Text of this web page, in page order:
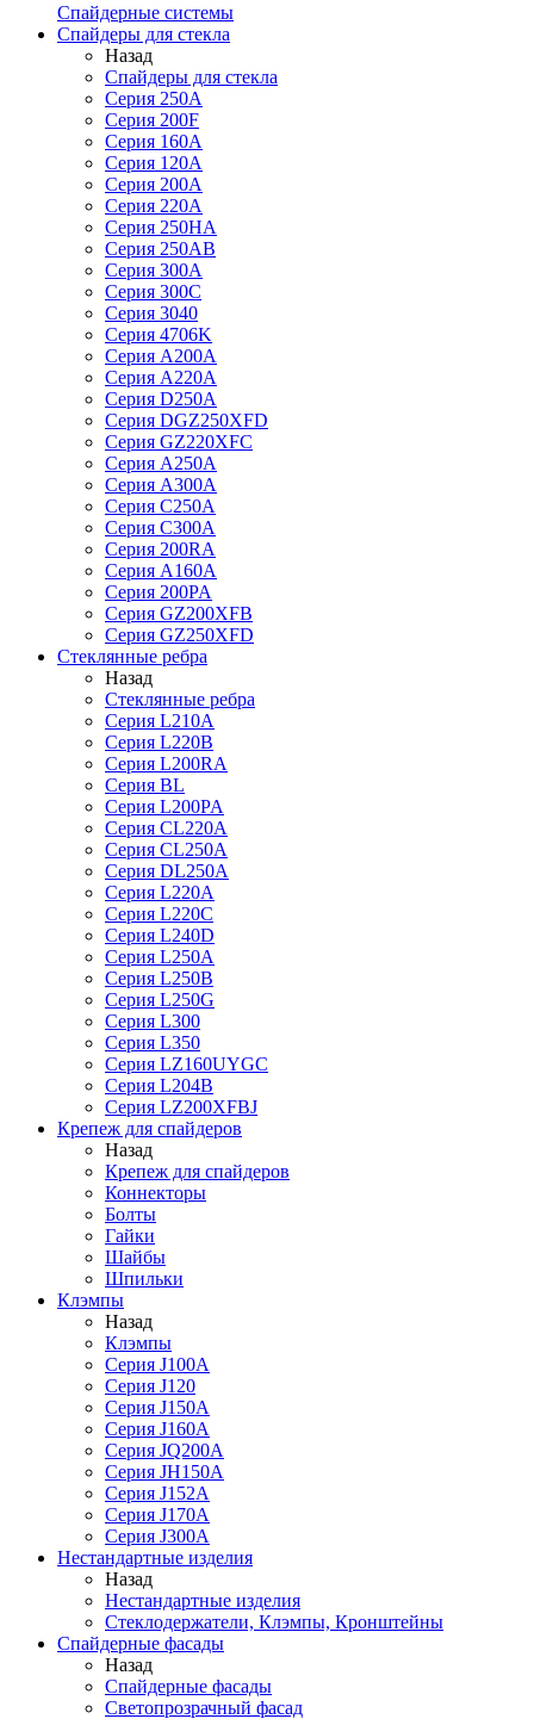
Спайдерные системы
Спайдеры для стекла
Назад
Спайдеры для стекла
Серия 250А
Серия 200F
Серия 160А
Серия 120A
Серия 200А
Серия 220А
Серия 250HA
Серия 250АB
Серия 300А
Серия 300С
Серия 3040
Серия 4706K
Серия A200A
Серия A220A
Серия D250A
Серия DGZ250XFD
Серия GZ220XFC
Серия А250А
Серия А300А
Серия С250A
Серия С300A
Серия 200RA
Серия А160A
Серия 200PA
Серия GZ200XFB
Серия GZ250XFD
Стеклянные ребра
Назад
Стеклянные ребра
Серия L210А
Серия L220В
Серия L200RA
Серия BL
Серия L200PA
Серия CL220A
Серия CL250A
Серия DL250A
Серия L220A
Серия L220C
Серия L240D
Серия L250A
Серия L250B
Серия L250G
Серия L300
Серия L350
Серия LZ160UYGC
Серия L204B
Серия LZ200XFBJ
Крепеж для спайдеров
Назад
Крепеж для спайдеров
Коннекторы
Болты
Гайки
Шайбы
Шпильки
Клэмпы
Назад
Клэмпы
Серия J100A
Серия J120
Серия J150A
Серия J160A
Серия JQ200A
Серия JH150A
Серия J152A
Серия J170A
Серия J300A
Нестандартные изделия
Назад
Нестандартные изделия
Стеклодержатели, Клэмпы, Кронштейны
Спайдерные фасады
Назад
Спайдерные фасады
Светопрозрачный фасад